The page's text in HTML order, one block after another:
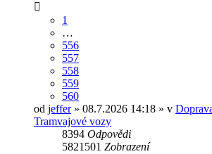
1
…
556
557
558
559
560
od jeffer» 08.7.2026 14:18 » v
Tramvajové vozy
8394 Odpovědi
5821501 Zobrazení